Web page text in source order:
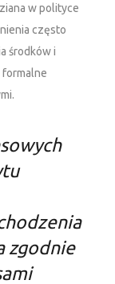
w polityce
często
środków i
formalne
zgodnie